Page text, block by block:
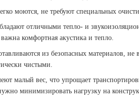
моются, не требуют специальных
отличными тепло- и
комфортная акустика и тепло.
из безопасных материалов,
чистыми.
малый вес, что упрощает
минимизировать нагрузку на